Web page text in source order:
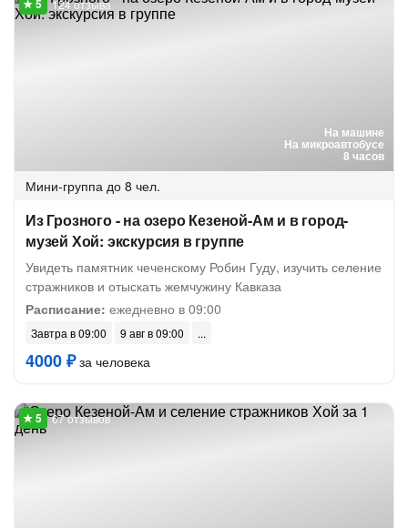
На машине
На микроавтобусе
8 часов
124 отзыва
Мини-группа до 8 чел.
Из Грозного - на озеро Кезеной-Ам и в город-
музей Хой: экскурсия в группе
Увидеть памятник чеченскому Робин Гуду, изучить селение
стражников и отыскать жемчужину Кавказа
Расписание: ежедневно в 09:00
Завтра в 09:00 9 авг в 09:00
4000 ₽за человека
67 отзывов